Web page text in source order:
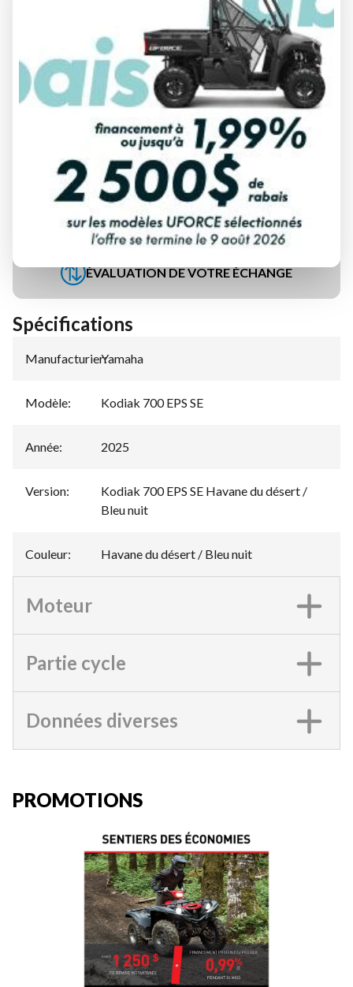
DEMANDE DE FINANCEMENT
ÉVALUATION DE VOTRE ÉCHANGE
Spécifications
Manufacturier:
Yamaha
Modèle: Kodiak 700 EPS SE
Année: 2025
Version:
Kodiak 700 EPS SE Havane du désert /
Bleu nuit
Couleur: Havane du désert / Bleu nuit
Moteur
Partie cycle
Données diverses
PROMOTIONS